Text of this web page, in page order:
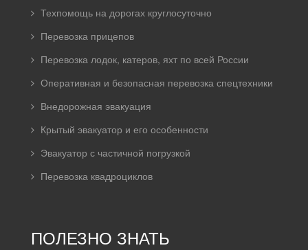
Техпомощь на дорогах круглосуточно
Перевозка прицепов
Перевозка лодок, катеров, яхт по всей России
Оперативная и безопасная перевозка спецтехники
Внедорожная эвакуация
Крытый эвакуатор и его особенности
Эвакуатор с частичной погрузкой
Перевозка квадроциклов
ПОЛЕЗНО ЗНАТЬ